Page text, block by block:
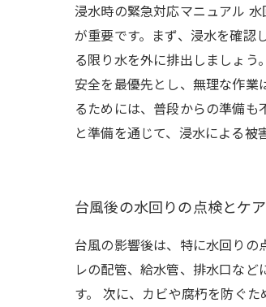
浸水時の緊急対応マニュアル
が重要です。まず、浸水を確認
る限り水を外に排出しましょ
安全を最優先とし、無理な作
るためには、普段からの準備
と準備を通じて、浸水による被
台風後の水回りの点検とケ
台風の影響後は、特に水回りの
レの配管、給水管、排水口な
す。 次に、カビや腐朽を防ぐ